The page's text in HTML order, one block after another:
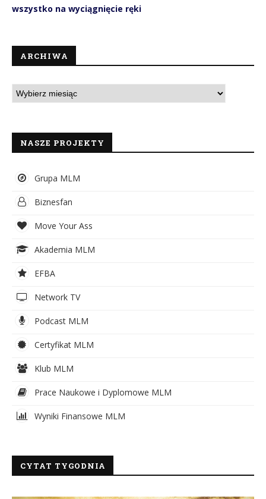
wszystko na wyciągnięcie ręki
ARCHIWA
NASZE PROJEKTY
Grupa MLM
Biznesfan
Move Your Ass
Akademia MLM
EFBA
Network TV
Podcast MLM
Certyfikat MLM
Klub MLM
Prace Naukowe i Dyplomowe MLM
Wyniki Finansowe MLM
CYTAT TYGODNIA